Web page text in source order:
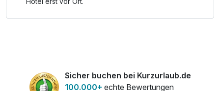
Sicher buchen bei Kurzurlaub.de
100.000+ echte Bewertungen